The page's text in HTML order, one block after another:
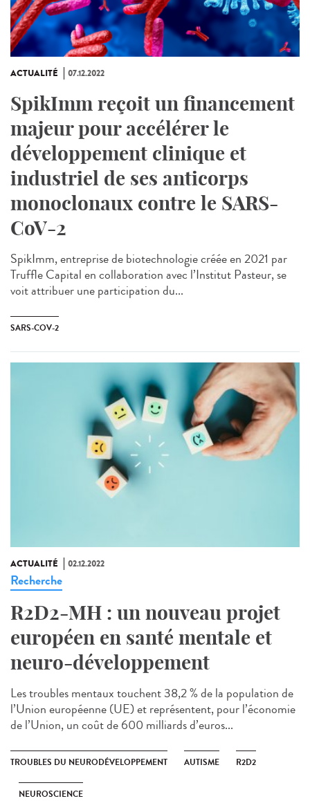
ACTUALITÉ 07.12.2022
SpikImm reçoit un financement
majeur pour accélérer le
développement clinique et
industriel de ses anticorps
monoclonaux contre le SARS-
CoV-2
SpikImm, entreprise de biotechnologie créée en 2021 par
Truffle Capital en collaboration avec l’Institut Pasteur, se
voit attribuer une participation du...
SARS-COV-2
ACTUALITÉ 02.12.2022
Recherche
R2D2-MH : un nouveau projet
européen en santé mentale et
neuro-développement
Les troubles mentaux touchent 38,2 % de la population de
l’Union européenne (UE) et représentent, pour l’économie
de l’Union, un coût de 600 milliards d’euros...
TROUBLES DU NEURODÉVELOPPEMENT AUTISME R2D2
NEUROSCIENCE